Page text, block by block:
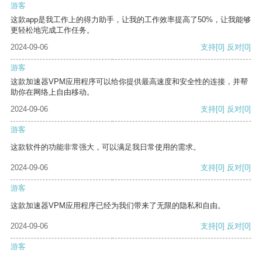
游客
这款app是我工作上的得力助手，让我的工作效率提高了50%，让我能够
更轻松地完成工作任务。
2024-09-06
支持[0] 反对[0]
游客
这款加速器VPM应用程序可以给你提供最高速度和安全性的连接，并帮
助你在网络上自由移动。
2024-09-06
支持[0] 反对[0]
游客
这款软件的功能非常强大，可以满足我日常使用的需求。
2024-09-06 支持[0] 反对[0]
游客
这款加速器VPM应用程序已经为我们带来了无限的隐私和自由。
2024-09-06 支持[0] 反对[0]
游客